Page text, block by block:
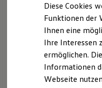
Finanzierung
Für
Für
Leasing
Für
Für
Versicherungen
Garantien
Kfz-
Diese Cookies
Funktionen der
Ihnen eine
Ihre Interessen
ermöglichen.
Informationen
Webseite